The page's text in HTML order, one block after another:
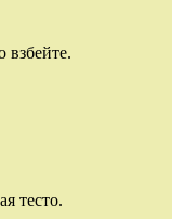
взбейте.
тесто.